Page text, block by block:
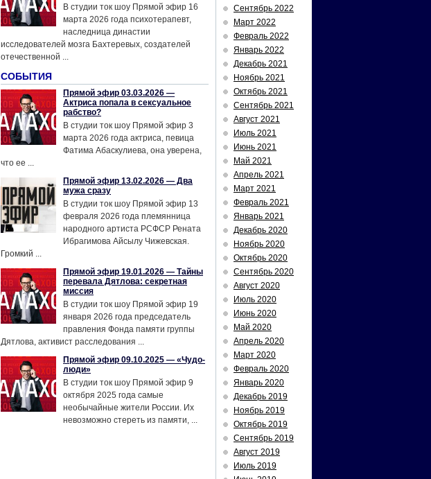
В студии ток шоу Прямой эфир 16
марта 2026 года психотерапевт,
наследница династии
исследователей мозга Бахтеревых, создателей
отечественной ...
СОБЫТИЯ
Прямой эфир 03.03.2026 —
Актриса попала в сексуальное
рабство?
В студии ток шоу Прямой эфир 3
марта 2026 года актриса, певица
Фатима Абаскулиева, она уверена,
что ее ...
Прямой эфир 13.02.2026 — Два
мужа сразу
В студии ток шоу Прямой эфир 13
февраля 2026 года племянница
народного артиста РСФСР Рената
Ибрагимова Айсылу Чижевская.
Громкий ...
Прямой эфир 19.01.2026 — Тайны
перевала Дятлова: секретная
миссия
В студии ток шоу Прямой эфир 19
января 2026 года председатель
правления Фонда памяти группы
Дятлова, активист расследования ...
Прямой эфир 09.10.2025 — «Чудо-
люди»
В студии ток шоу Прямой эфир 9
октября 2025 года самые
необычайные жители России. Их
невозможно стереть из памяти, ...
Сентябрь 2022
Март 2022
Февраль 2022
Январь 2022
Декабрь 2021
Ноябрь 2021
Октябрь 2021
Сентябрь 2021
Август 2021
Июль 2021
Июнь 2021
Май 2021
Апрель 2021
Март 2021
Февраль 2021
Январь 2021
Декабрь 2020
Ноябрь 2020
Октябрь 2020
Сентябрь 2020
Август 2020
Июль 2020
Июнь 2020
Май 2020
Апрель 2020
Март 2020
Февраль 2020
Январь 2020
Декабрь 2019
Ноябрь 2019
Октябрь 2019
Сентябрь 2019
Август 2019
Июль 2019